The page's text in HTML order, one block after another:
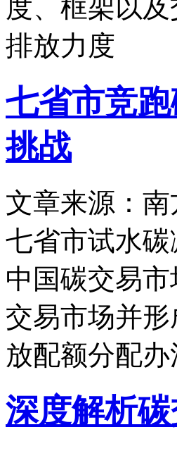
度、框架以
排放力度
七省市竞
挑战
文章来源：南
七省市试水
中国碳交易
交易市场并
放配额分配
深度解析